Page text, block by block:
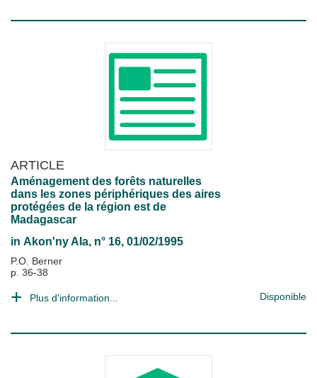
ARTICLE
Aménagement des forêts naturelles
dans les zones périphériques des aires
protégées de la région est de
Madagascar
in Akon'ny Ala, n° 16, 01/02/1995
P.O. Berner
p. 36-38
Plus d'information... Disponible